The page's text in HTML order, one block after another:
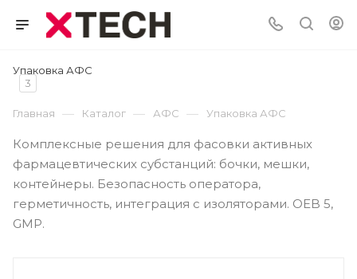
Упаковка АФС
3
Главная — Каталог — АФС — Упаковка АФС
Комплексные решения для фасовки активных
фармацевтических субстанций: бочки, мешки,
контейнеры. Безопасность оператора,
герметичность, интеграция с изоляторами. OEB 5,
GMP.